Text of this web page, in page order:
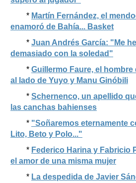
* Martín Fernández, el
enamoró de Bahía... Basket
* Juan Andrés García: "Me
demasiado con la soledad"
* Guillermo Faure, el
al lado de Yuyo y Manu Ginóbili
* Schernenco, un apellido
las canchas bahienses
* "Soñaremos eternamente
Lito, Beto y Polo..."
* Federico Harina y Fabricio
el amor de una misma mujer
* La despedida de Javier